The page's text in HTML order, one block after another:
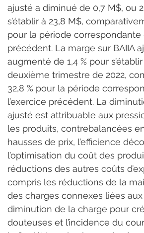
ajusté a diminué de 0,7 M$, ou
s’établir à 23,8 M$,
pour la période correspondante
précédent. La marge sur BAIIA
augmenté de 1,4 % pour s’établir
deuxième trimestre de 2022,
32,8 % pour la période
l’exercice précédent. La
ajusté est attribuable aux
les produits, contrebalancées
hausses de prix, l’efficience
l’optimisation du coût des
réductions des autres coûts
compris les réductions de la
des charges connexes liées
diminution de la charge pour
douteuses et l’incidence du